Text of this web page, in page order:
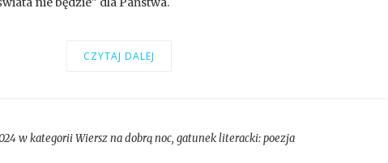
CZYTAJ DALEJ
w kategoriiWiersz na dobrą noc, gatunek literacki:poezja